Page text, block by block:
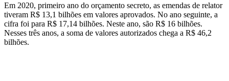
Em 2020, primeiro ano do orçamento secreto, as emendas de relator
tiveram R$ 13,1 bilhões em valores aprovados. No ano seguinte, a
cifra foi para R$ 17,14 bilhões. Neste ano, são R$ 16 bilhões.
Nesses três anos, a soma de valores autorizados chega a R$ 46,2
bilhões.